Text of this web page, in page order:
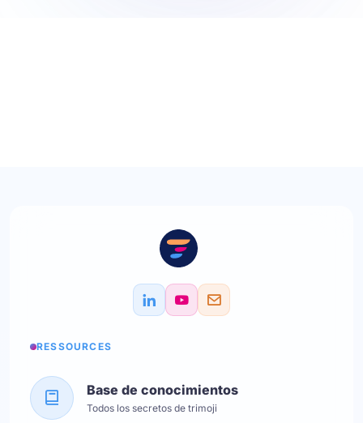
RESSOURCES
Base de conocimientos
Todos los secretos de trimoji